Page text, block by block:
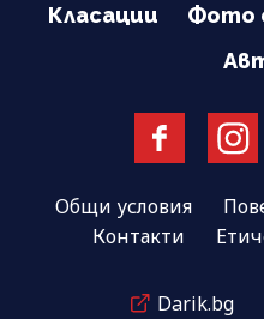
Класации
Фото
Общи условия
Контакти
Darik.bg